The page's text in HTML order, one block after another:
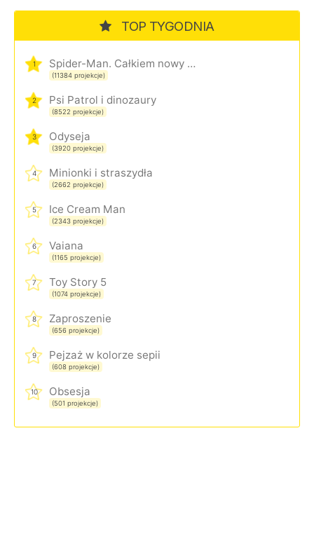
TOP TYGODNIA
1 Spider-Man. Całkiem nowy dzień
(11384 projekcje)
2 Psi Patrol i dinozaury
(8522 projekcje)
3 Odyseja
(3920 projekcje)
4 Minionki i straszydła
(2662 projekcje)
5 Ice Cream Man
(2343 projekcje)
6 Vaiana
(1165 projekcje)
7 Toy Story 5
(1074 projekcje)
8 Zaproszenie
(656 projekcje)
9 Pejzaż w kolorze sepii
(608 projekcje)
10 Obsesja
(501 projekcje)